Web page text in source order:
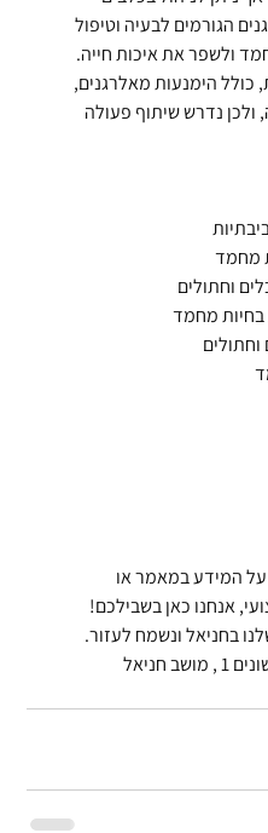
הגורמים לבעיה וטיפול
ולשפר את איכות חייה.
כולל הימנעות מאלרגנים,
ולכן נדרש שיתוף פעולה
מחמד
וחתולים
בחיות מחמד
המידע במאמר או
אנחנו כאן בשבילכם!
בחניאל ונשמח לעזור.